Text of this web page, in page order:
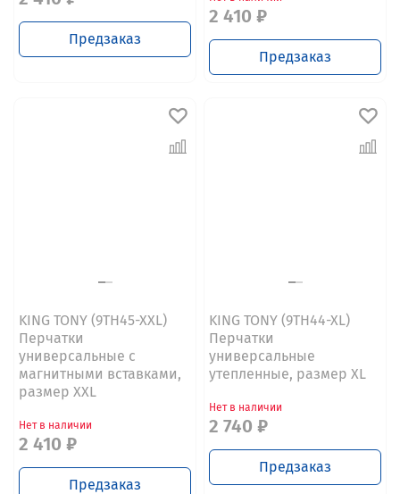
Предзаказ
2 410 ₽
Предзаказ
KING TONY (9TH45-XXL)
Перчатки
универсальные с
магнитными вставками,
размер XXL
Нет в наличии
2 410 ₽
Предзаказ
KING TONY (9TH44-XL)
Перчатки
универсальные
утепленные, размер XL
Нет в наличии
2 740 ₽
Предзаказ